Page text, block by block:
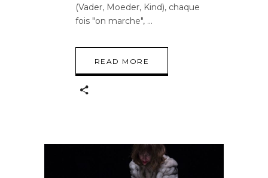
(Vader, Moeder, Kind), chaque
fois "on marche",
READ MORE